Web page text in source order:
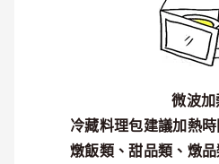
微波加
冷藏料理包建議加熱
燉飯類、甜品類、燉